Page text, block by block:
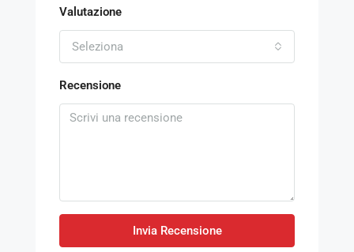
Valutazione
Seleziona
Recensione
Invia Recensione